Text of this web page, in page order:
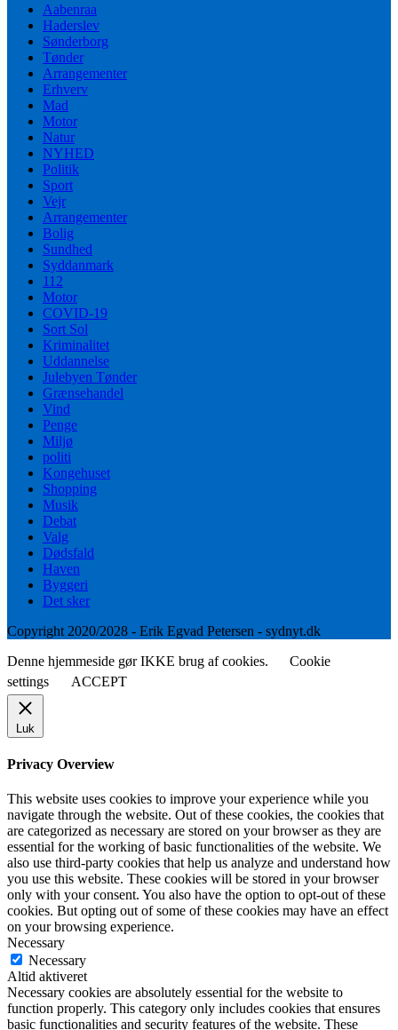
Aabenraa
Haderslev
Sønderborg
Tønder
Arrangementer
Erhverv
Mad
Motor
Natur
NYHED
Politik
Sport
Vejr
Arrangementer
Bolig
Sundhed
Syddanmark
112
Motor
COVID-19
Sort Sol
Kriminalitet
Uddannelse
Julebyen Tønder
Grænsehandel
Vind
Penge
Miljø
politi
Kongehuset
Shopping
Musik
Debat
Valg
Dødsfald
Haven
Byggeri
Det sker
Copyright 2020/2028 - Erik Egvad Petersen - sydnyt.dk
Denne hjemmeside gør IKKE brug af cookies.
Cookie
settings
ACCEPT
Luk
Privacy Overview
This website uses cookies to improve your experience while you
navigate through the website. Out of these cookies, the cookies that
are categorized as necessary are stored on your browser as they are
essential for the working of basic functionalities of the website. We
also use third-party cookies that help us analyze and understand how
you use this website. These cookies will be stored in your browser
only with your consent. You also have the option to opt-out of these
cookies. But opting out of some of these cookies may have an effect
on your browsing experience.
Necessary
Necessary
Altid aktiveret
Necessary cookies are absolutely essential for the website to
function properly. This category only includes cookies that ensures
basic functionalities and security features of the website. These